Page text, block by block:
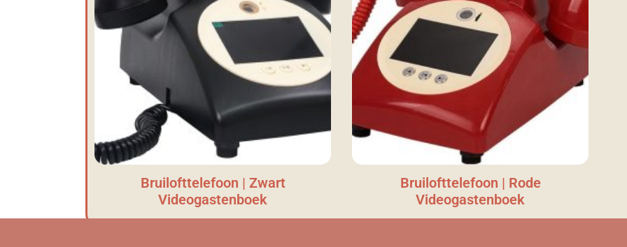
Bruilofttelefoon | Zwart
Videogastenboek
Bruilofttelefoon | Rode
Videogastenboek